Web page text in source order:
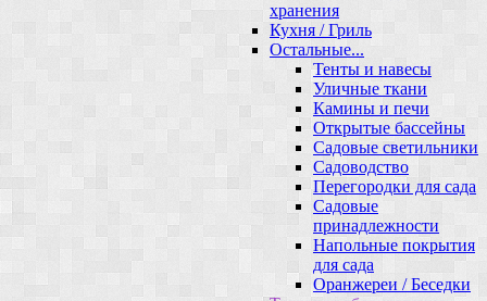
хранения
Кухня / Гриль
Остальные...
Тенты и навесы
Уличные ткани
Камины и печи
Открытые бассейны
Садовые светильники
Садоводство
Перегородки для сада
Садовые
принадлежности
Напольные покрытия
для сада
Оранжереи / Беседки